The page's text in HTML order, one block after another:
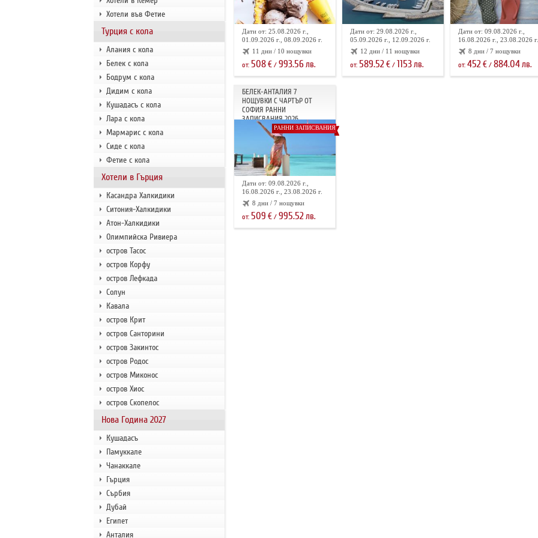
Хотели във Фетие
Турция с кола
Алания с кола
Белек с кола
Бодрум с кола
Дидим с кола
Кушадасъ с кола
Лара с кола
Мармарис с кола
Сиде с кола
Фетие с кола
Хотели в Гърция
Касандра Халкидики
Ситония-Халкидики
Атон-Халкидики
Олимпийска Ривиера
остров Тасос
остров Корфу
остров Лефкада
Солун
Кавала
остров Крит
остров Санторини
остров Закинтос
остров Родос
остров Миконос
остров Хиос
остров Скопелос
Нова Година 2027
Кушадасъ
Памуккале
Чанаккале
Гърция
Сърбия
Дубай
Египет
Анталия
Дати от: 25.08.2026 г.,
01.09.2026 г., 08.09.2026 г.
11 дни / 10 нощувки
от: 508€/ 993.56лв.
Дати от: 29.08.2026 г.,
05.09.2026 г., 12.09.2026 г.
12 дни / 11 нощувки
от: 589.52€/ 1153лв.
Дати от: 09.08.2026 г.,
16.08.2026 г., 23.08.2026 г.
8 дни / 7 нощувки
от: 452€/ 884.04лв.
БЕЛЕК-АНТАЛИЯ 7
НОЩУВКИ С ЧАРТЪР ОТ
СОФИЯ РАННИ
ЗАПИСВАНИЯ 2026
РАННИ ЗАПИСВАНИЯ
Дати от: 09.08.2026 г.,
16.08.2026 г., 23.08.2026 г.
8 дни / 7 нощувки
от: 509 €/ 995.52лв.